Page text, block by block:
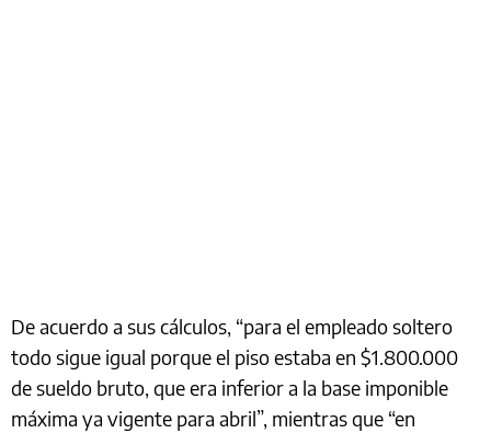
De acuerdo a sus cálculos, “para el empleado soltero
todo sigue igual porque el piso estaba en $1.800.000
de sueldo bruto, que era inferior a la base imponible
máxima ya vigente para abril”, mientras que “en